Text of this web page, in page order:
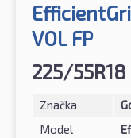
VOL FP
225/55R18
Značka
Model